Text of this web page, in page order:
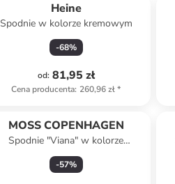
Heine
Spodnie w kolorze kremowym
-68%
od: 81,95 zł
Cena producenta: 260,96 zł*
MOSS COPENHAGEN
Spodnie "Viana" w kolorze
niebieskim
-57%